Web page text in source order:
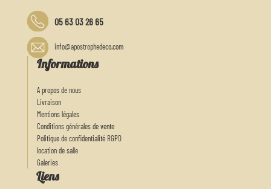
05 63 03 26 65
info@apostrophedeco.com
Informations
A propos de nous
Livraison
Mentions légales
Conditions générales de vente
Politique de confidentialité RGPD
location de salle
Galeries
Liens